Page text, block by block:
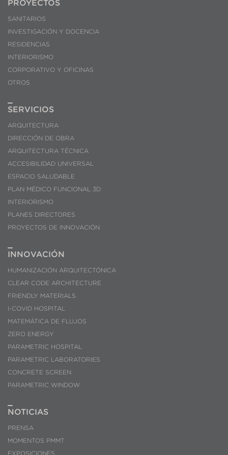
PROYECTOS
SANITARIOS
INVESTIGACIÓN Y DOCENCIA
RESIDENCIAS
INTERIORISMO
CORPORATIVO Y OFICINAS
OTROS
SERVICIOS
ARQUITECTURA
DIRECCIÓN DE OBRA
ARQUITECTURA TÉCNICA
ACCESIBILIDAD UNIVERSAL
ESPACIO SALUDABLE
PLAN MÉDICO FUNCIONAL 3D
INTERIORISMO
PLANES DIRECTORES
PROYECTOS DE INNOVACIÓN
INNOVACIÓN
HUMANIZACIÓN ARQUITECTÓNICA
CLEAR CODE ARCHITECTURE
FRIENDLY MATERIALS
I-COVID HOSPITAL
MATEMÁTICA DE FLUJOS
ZERO ENERGY
PARAMETRIC HOSPITAL
PARAMETRIC LABORATORIES
CONCRETE SCREEN
PARAMETRIC WINDOW
NOTICIAS
PRENSA
MOMENTOS PMMT
EXPOSICIONES